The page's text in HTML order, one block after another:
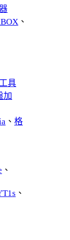
、
具
加
、 格
、
、